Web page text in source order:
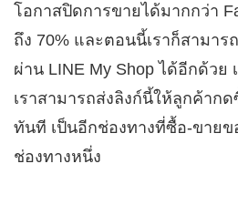
โอกาสปิดการขายได้มากกว่า
ถึง 70% และตอนนี้เราก็สามา
ผ่าน LINE My Shop ได้อีกด้วย
เราสามารถส่งลิงก์นี้ให้ลูกค้าก
ทันที เป็นอีกช่องทางที่ซื้อ-ขาย
ช่องทางหนึ่ง